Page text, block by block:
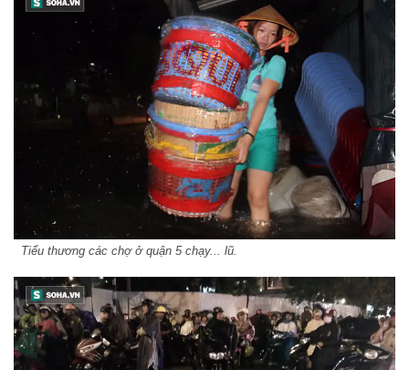
Tiểu thương các chợ ở quận 5 chạy... lũ.